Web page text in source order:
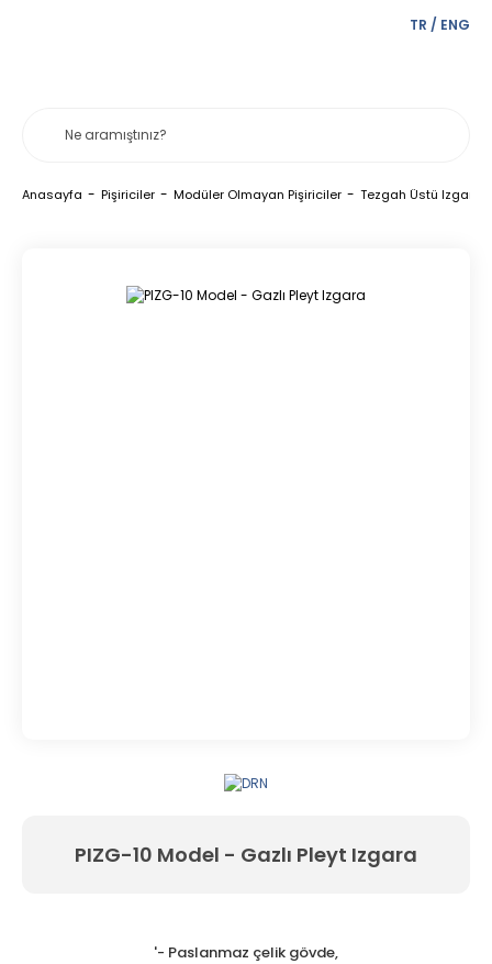
TR / ENG
Anasayfa Pişiriciler Modüler Olmayan Pişiriciler Tezgah Üstü
PIZG-10 Model - Gazlı Pleyt Izgara
'- Paslanmaz çelik gövde,